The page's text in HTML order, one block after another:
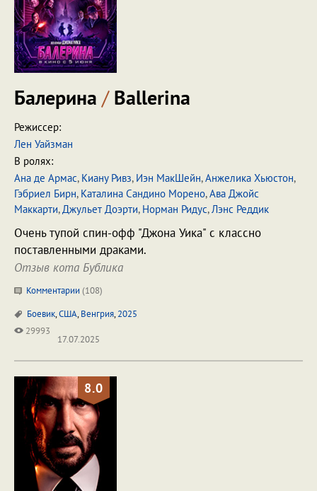
Балерина /Ballerina
Режиссер:
Лен Уайзман
В ролях:
Ана де Армас, Киану Ривз, Иэн МакШейн,Анжелика Хьюстон,
Гэбриел Бирн, Каталина Сандино Морено,Ава Джойс
Маккарти,Джульет Доэрти, Норман Ридус,Лэнс Реддик
Очень тупой спин-офф "Джона Уика" с классно
поставленными драками.
Отзыв кота Бублика
Комментарии (108)
Боевик,США,Венгрия,2025
29993
17.07.2025
8.0